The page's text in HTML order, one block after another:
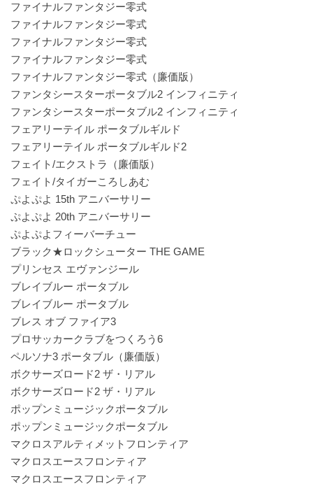
ファイナルファンタジー零式
ファイナルファンタジー零式
ファイナルファンタジー零式
ファイナルファンタジー零式
ファイナルファンタジー零式（廉価版）
ファンタシースターポータブル2 インフィニティ
ファンタシースターポータブル2 インフィニティ
フェアリーテイル ポータブルギルド
フェアリーテイル ポータブルギルド2
フェイト/エクストラ（廉価版）
フェイト/タイガーころしあむ
ぷよぷよ 15th アニバーサリー
ぷよぷよ 20th アニバーサリー
ぷよぷよフィーバーチュー
ブラック★ロックシューター THE GAME
プリンセス エヴァンジール
ブレイブルー ポータブル
ブレイブルー ポータブル
ブレス オブ ファイア3
プロサッカークラブをつくろう6
ペルソナ3 ポータブル（廉価版）
ボクサーズロード2 ザ・リアル
ボクサーズロード2 ザ・リアル
ポップンミュージックポータブル
ポップンミュージックポータブル
マクロスアルティメットフロンティア
マクロスエースフロンティア
マクロスエースフロンティア